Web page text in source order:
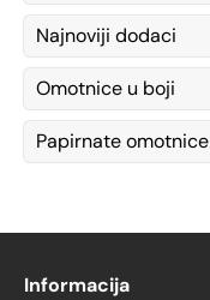
Najnoviji dodaci
Omotnice u boji
Papirnate omotnice
Informacija